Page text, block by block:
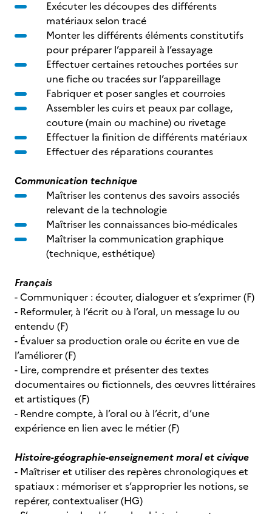
Exécuter les découpes des différents
matériaux selon tracé
Monter les différents éléments constitutifs
pour préparer l’appareil à l’essayage
Effectuer certaines retouches portées sur
une fiche ou tracées sur l’appareillage
Fabriquer et poser sangles et courroies
Assembler les cuirs et peaux par collage,
couture (main ou machine) ou rivetage
Effectuer la finition de différents matériaux
Effectuer des réparations courantes
Communication technique
Maîtriser les contenus des savoirs associés
relevant de la technologie
Maîtriser les connaissances bio-médicales
Maîtriser la communication graphique
(technique, esthétique)
Français
- Communiquer : écouter, dialoguer et s’exprimer (F)
- Reformuler, à l’écrit ou à l’oral, un message lu ou
entendu (F)
- Évaluer sa production orale ou écrite en vue de
l’améliorer (F)
- Lire, comprendre et présenter des textes
documentaires ou fictionnels, des œuvres littéraires
et artistiques (F)
- Rendre compte, à l’oral ou à l’écrit, d’une
expérience en lien avec le métier (F)
Histoire-géographie-enseignement moral et civique
- Maîtriser et utiliser des repères chronologiques et
spatiaux : mémoriser et s’approprier les notions, se
repérer, contextualiser (HG)